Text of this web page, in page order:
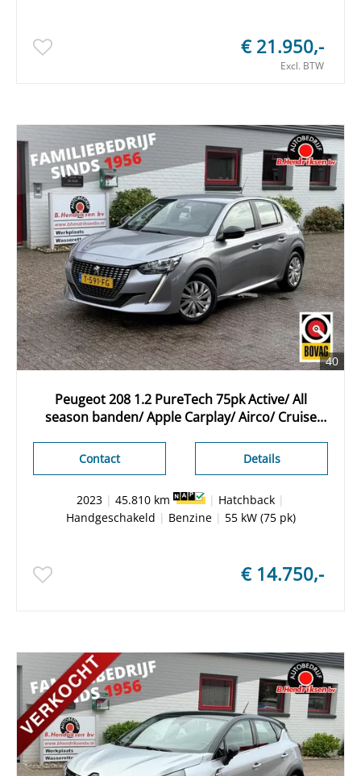
€ 21.950,-
Excl. BTW
40
Peugeot 208 1.2 PureTech 75pk Active/ All
season banden/ Apple Carplay/ Airco/ Cruise
Details
Contact
2023 | 45.810 km | Hatchback |
Handgeschakeld | Benzine| 55 kW (75 pk)
€ 14.750,-